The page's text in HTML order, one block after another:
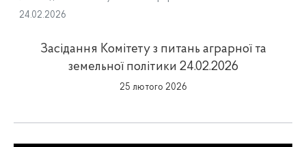
24.02.2026
Засідання Комітету з питань аграрної та
земельної політики 24.02.2026
25 лютого 2026